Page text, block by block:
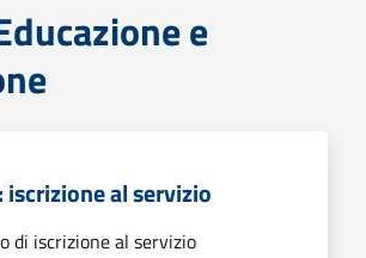
e
al servizio
di iscrizione al servizio